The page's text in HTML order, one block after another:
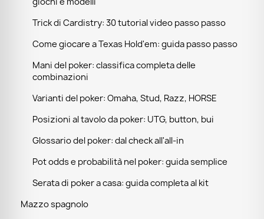
Trick di Cardistry: 30 tutorial video passo passo
Come giocare a Texas Hold'em: guida passo passo
Mani del poker: classifica completa delle
combinazioni
Varianti del poker: Omaha, Stud, Razz, HORSE
Posizioni al tavolo da poker: UTG, button, bui
Glossario del poker: dal check all'all-in
Pot odds e probabilità nel poker: guida semplice
Serata di poker a casa: guida completa al kit
Mazzo spagnolo